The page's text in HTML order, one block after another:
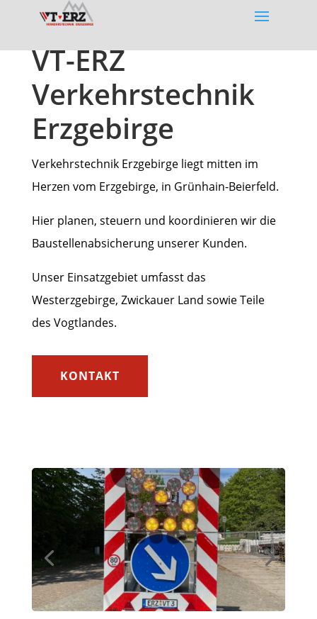
VT-ERZ
Verkehrstechnik
Erzgebirge
Verkehrstechnik Erzgebirge liegt mitten im
Herzen vom Erzgebirge, in Grünhain-Beierfeld.
Hier planen, steuern und koordinieren wir die
Baustellenabsicherung unserer Kunden.
Unser Einsatzgebiet umfasst das
Westerzgebirge, Zwickauer Land sowie Teile
des Vogtlandes.
KONTAKT